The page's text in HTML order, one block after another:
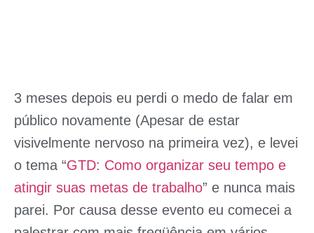
3 meses depois eu perdi o medo de falar em
público novamente (Apesar de estar
visivelmente nervoso na primeira vez), e levei
o tema “GTD: Como organizar seu tempo e
atingir suas metas de trabalho” e nunca mais
parei. Por causa desse evento eu comecei a